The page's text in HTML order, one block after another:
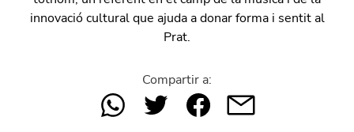
innovació cultural que ajuda a donar forma i sentit al
Prat.
Compartir a: